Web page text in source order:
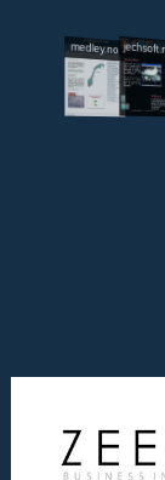
medley.no